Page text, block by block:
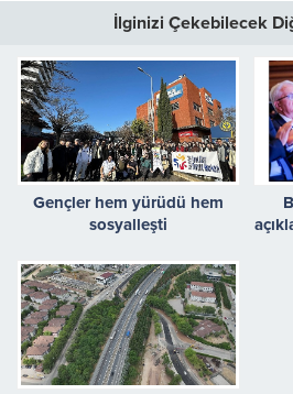
İlginizi Çekebilecek
Gençler hem yürüdü hem
sosyalleşti